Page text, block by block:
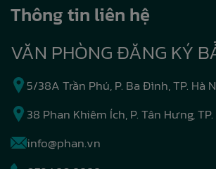
Thông tin liên hệ
VĂN PHÒNG ĐĂNG KÝ
5/38A Trần Phú, P. Ba Đình, TP. Hà
38 Phan Khiêm Ích, P. Tân Hưng, TP.
info@phan.vn